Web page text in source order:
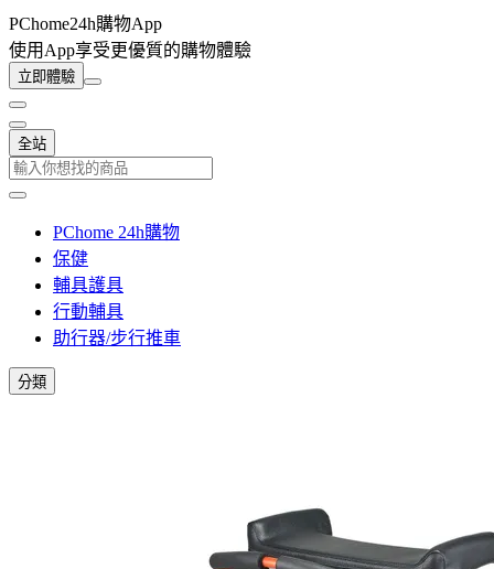
PChome24h購物App
使用App享受更優質的購物體驗
立即體驗
全站
PChome 24h購物
保健
輔具護具
行動輔具
助行器/步行推車
分類